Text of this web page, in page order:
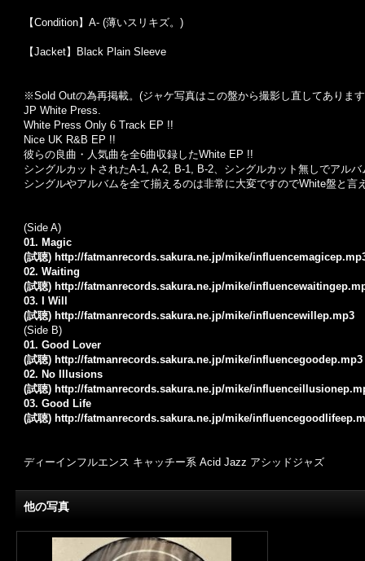
【Condition】A- (薄いスリキズ。)
【Jacket】Black Plain Sleeve
※Sold Outの為再掲載。 (ジャケ写真はこの盤から撮影し直してありま
JP White Press.
White Press Only 6 Track EP !!
Nice UK R&B EP !!
彼らの良曲・人気曲を全6曲収録したWhite EP !!
シングルカットされたA-1, A-2, B-1, B-2、シングルカット無しでアル
シングルやアルバムを全て揃えるのは非常に大変ですのでWhite盤と
(Side A)
01. Magic
(試聴) http://fatmanrecords.sakura.ne.jp/mike/
02. Waiting
(試聴) http://fatmanrecords.sakura.ne.jp/mike/
03. I Will
(試聴) http://fatmanrecords.sakura.ne.jp/mike/influencewillep.mp3
(Side B)
01. Good Lover
(試聴) http://fatmanrecords.sakura.ne.jp/mike/influencegoodep.mp3
02. No Illusions
(試聴) http://fatmanrecords.sakura.ne.jp/mike/
03. Good Life
(試聴) http://fatmanrecords.sakura.ne.jp/mike/
ディーインフルエンス キャッチー系 Acid Jazz アシッドジャズ
他の写真